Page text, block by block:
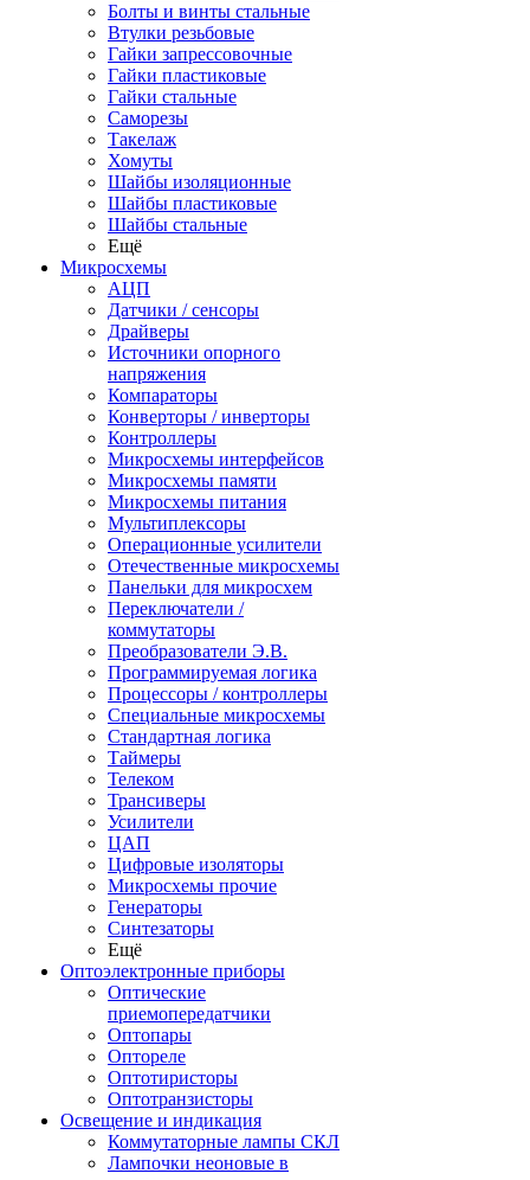
Болты и винты стальные
Втулки резьбовые
Гайки запрессовочные
Гайки пластиковые
Гайки стальные
Саморезы
Такелаж
Хомуты
Шайбы изоляционные
Шайбы пластиковые
Шайбы стальные
Ещё
Микросхемы
АЦП
Датчики / сенсоры
Драйверы
Источники опорного
напряжения
Компараторы
Конверторы / инверторы
Контроллеры
Микросхемы интерфейсов
Микросхемы памяти
Микросхемы питания
Мультиплексоры
Операционные усилители
Отечественные микросхемы
Панельки для микросхем
Переключатели /
коммутаторы
Преобразователи Э.В.
Программируемая логика
Процессоры / контроллеры
Специальные микросхемы
Стандартная логика
Таймеры
Телеком
Трансиверы
Усилители
ЦАП
Цифровые изоляторы
Микросхемы прочие
Генераторы
Синтезаторы
Ещё
Оптоэлектронные приборы
Оптические
приемопередатчики
Оптопары
Оптореле
Оптотиристоры
Оптотранзисторы
Освещение и индикация
Коммутаторные лампы СКЛ
Лампочки неоновые в